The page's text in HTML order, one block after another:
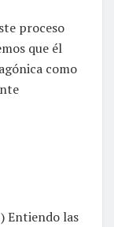
proceso
que él
como
Entiendo las